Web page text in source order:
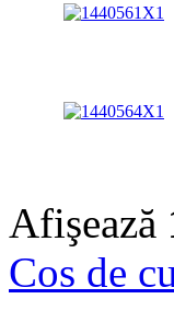
Afişează
Cos de